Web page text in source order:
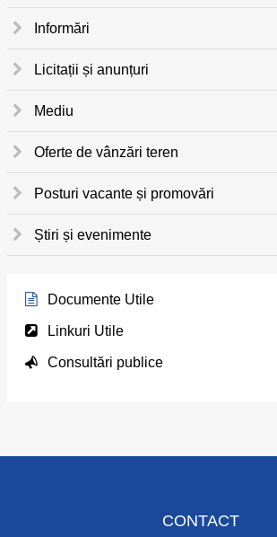
Informări
Licitații și anunțuri
Mediu
Oferte de vânzări teren
Posturi vacante și promovări
Știri și evenimente
Documente Utile
Linkuri Utile
Consultări publice
CONTACT